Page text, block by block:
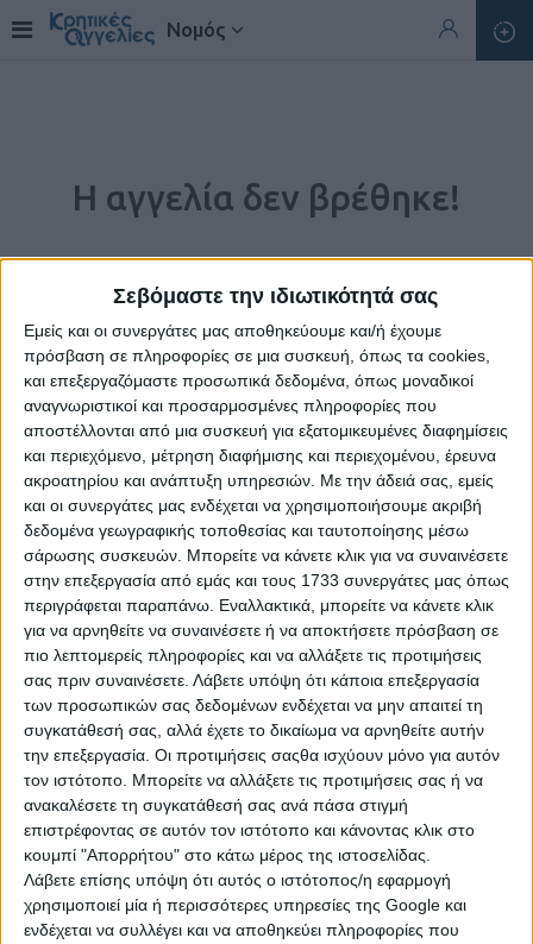
Σεβόμαστε την ιδιωτικότητά σας
Εμείς και οι συνεργάτες μας αποθηκεύουμε και/ή έχουμε
πρόσβαση σε πληροφορίες σε μια συσκευή, όπως τα cookies,
και επεξεργαζόμαστε προσωπικά δεδομένα, όπως μοναδικοί
αναγνωριστικοί και προσαρμοσμένες πληροφορίες που
αποστέλλονται από μια συσκευή για εξατομικευμένες διαφημίσεις
και περιεχόμενο, μέτρηση διαφήμισης και περιεχομένου, έρευνα
ακροατηρίου και ανάπτυξη υπηρεσιών. Με την άδειά σας, εμείς
και οι συνεργάτες μας ενδέχεται να χρησιμοποιήσουμε ακριβή
δεδομένα γεωγραφικής τοποθεσίας και ταυτοποίησης μέσω
σάρωσης συσκευών. Μπορείτε να κάνετε κλικ για να συναινέσετε
στην επεξεργασία από εμάς και τους 1733 συνεργάτες μας όπως
περιγράφεται παραπάνω. Εναλλακτικά, μπορείτε να κάνετε κλικ
για να αρνηθείτε να συναινέσετε ή να αποκτήσετε πρόσβαση σε
πιο λεπτομερείς πληροφορίες και να αλλάξετε τις προτιμήσεις
σας πριν συναινέσετε. Λάβετε υπόψη ότι κάποια επεξεργασία
των προσωπικών σας δεδομένων ενδέχεται να μην απαιτεί τη
συγκατάθεσή σας, αλλά έχετε το δικαίωμα να αρνηθείτε αυτήν
την επεξεργασία. Οι προτιμήσεις σαςθα ισχύουν μόνο για αυτόν
τον ιστότοπο. Μπορείτε να αλλάξετε τις προτιμήσεις σας ή να
ανακαλέσετε τη συγκατάθεσή σας ανά πάσα στιγμή
επιστρέφοντας σε αυτόν τον ιστότοπο και κάνοντας κλικ στο
κουμπί "Απορρήτου" στο κάτω μέρος της ιστοσελίδας.
Λάβετε επίσης υπόψη ότι αυτός ο ιστότοπος/η εφαρμογή
χρησιμοποιεί μία ή περισσότερες υπηρεσίες της Google και
ενδέχεται να συλλέγει και να αποθηκεύει πληροφορίες που
Νομός
Η αγγελία δεν βρέθηκε!
Η αγγελία που ζητήσατε δεν υπάρχει.
Η μόνη παγκρήτια εφημερίδα δωρεάν αγγελιών, από το 1995!
Κυκλοφορεί κάθε Δευτέρα στα περίπτερα όλης της Κρήτης.